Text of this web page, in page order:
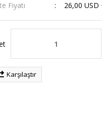
Fiyatı
26,00 USD
Karşılaştır